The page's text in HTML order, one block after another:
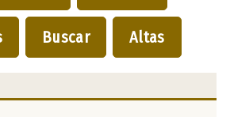
Buscar Altas